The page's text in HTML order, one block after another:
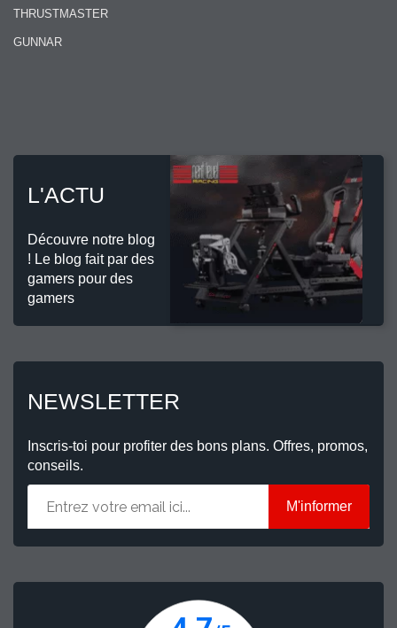
THRUSTMASTER
GUNNAR
L'ACTU
Découvre notre blog
! Le blog fait par des
gamers pour des
gamers
NEWSLETTER
Inscris-toi pour profiter des bons plans. Offres, promos,
conseils.
M'informer